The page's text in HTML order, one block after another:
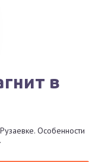
в
Особенности